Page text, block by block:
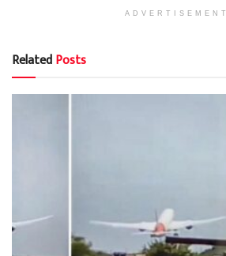
ADVERTISEMENT
RelatedPosts